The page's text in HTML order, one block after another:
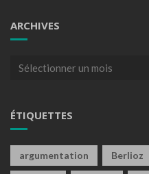
ARCHIVES
Archives
ÉTIQUETTES
argumentation Berlioz